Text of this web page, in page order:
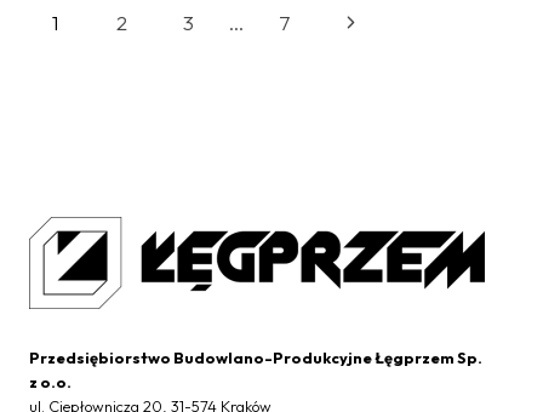
Nawigacja
1 2 3 … 7
Następna
Przedsiębiorstwo Budowlano-Produkcyjne Łęgprzem Sp.
z o.o.
ul. Ciepłownicza 20, 31-574 Kraków